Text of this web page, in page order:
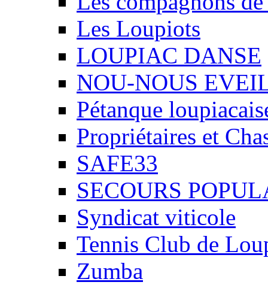
Les Loupiots
LOUPIAC DANSE
NOU-NOUS
Pétanque
Propriétaires et
SAFE33
SECOURS
Syndicat viticole
Tennis Club de
Zumba